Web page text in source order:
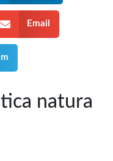
Email
natura